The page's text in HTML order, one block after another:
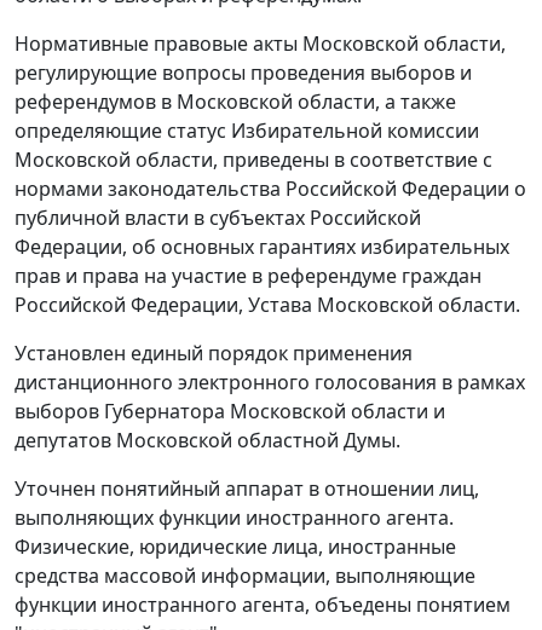
Нормативные правовые акты Московской области,
регулирующие вопросы проведения выборов и
референдумов в Московской области, а также
определяющие статус Избирательной комиссии
Московской области, приведены в соответствие с
нормами законодательства Российской Федерации о
публичной власти в субъектах Российской
Федерации, об основных гарантиях избирательных
прав и права на участие в референдуме граждан
Российской Федерации, Устава Московской области.
Установлен единый порядок применения
дистанционного электронного голосования в рамках
выборов Губернатора Московской области и
депутатов Московской областной Думы.
Уточнен понятийный аппарат в отношении лиц,
выполняющих функции иностранного агента.
Физические, юридические лица, иностранные
средства массовой информации, выполняющие
функции иностранного агента, объедены понятием